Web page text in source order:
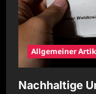
Allgemeiner
Nachhaltige